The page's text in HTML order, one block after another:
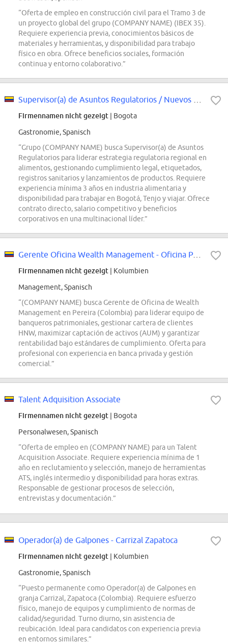
“Oferta de empleo en construcción civil para el Tramo 3 de
un proyecto global del grupo (COMPANY NAME) (IBEX 35).
Requiere experiencia previa, conocimientos básicos de
materiales y herramientas, y disponibilidad para trabajo
físico en obra. Ofrece beneficios sociales, formación
continua y entorno colaborativo.”
Firmennamen nicht gezeigt | Bogota
Gastronomie, Spanisch
“Grupo (COMPANY NAME) busca Supervisor(a) de Asuntos
Regulatorios para liderar estrategia regulatoria regional en
alimentos, gestionando cumplimiento legal, etiquetados,
registros sanitarios y lanzamientos de productos. Requiere
experiencia mínima 3 años en industria alimentaria y
disponibilidad para trabajar en Bogotá, Tenjo y viajar. Ofrece
contrato directo, salario competitivo y beneficios
corporativos en una multinacional líder.”
Gerente Oficina Wealth Management - Oficina Pereira - Banca Wealth
Firmennamen nicht gezeigt | Kolumbien
Management, Spanisch
“(COMPANY NAME) busca Gerente de Oficina de Wealth
Management en Pereira (Colombia) para liderar equipo de
banqueros patrimoniales, gestionar cartera de clientes
HNW, maximizar captación de activos (AUM) y garantizar
rentabilidad bajo estándares de cumplimiento. Oferta para
profesional con experiencia en banca privada y gestión
comercial.”
Talent Adquisition Associate
Firmennamen nicht gezeigt | Bogota
Personalwesen, Spanisch
“Oferta de empleo en (COMPANY NAME) para un Talent
Acquisition Associate. Requiere experiencia mínima de 1
año en reclutamiento y selección, manejo de herramientas
ATS, inglés intermedio y disponibilidad para horas extras.
Responsable de gestionar procesos de selección,
entrevistas y documentación.”
Operador(a) de Galpones - Carrizal Zapatoca
Firmennamen nicht gezeigt | Kolumbien
Gastronomie, Spanisch
“Puesto permanente como Operador(a) de Galpones en
granja Carrizal, Zapatoca (Colombia). Requiere esfuerzo
físico, manejo de equipos y cumplimiento de normas de
calidad/seguridad. Turno diurno, sin asistencia de
reubicación. Ideal para candidatos con experiencia previa
en entornos similares.”